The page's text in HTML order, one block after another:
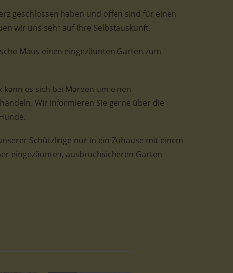
geschlossen haben und offen sind für einen
wir uns sehr auf Ihre Selbstauskunft.
Maus einen eingezäunten Garten zum
es sich bei Mareen um einen
Wir informieren Sie gerne über die
Schützlinge nur in ein Zuhause mit einem
eingezäunten, ausbruchsicheren Garten